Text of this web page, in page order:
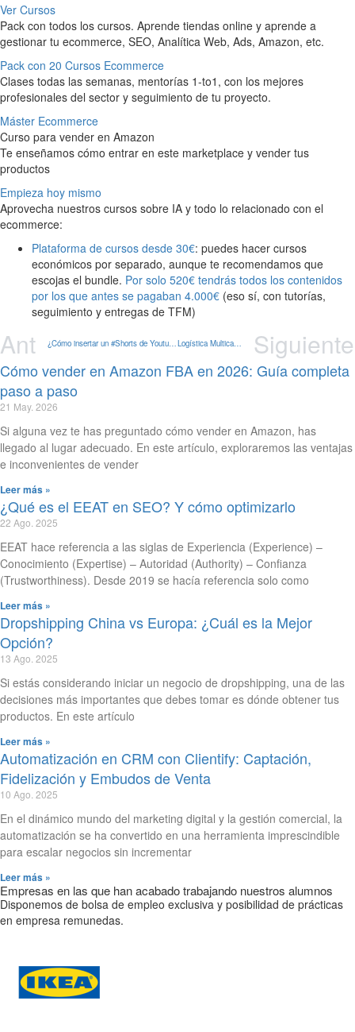
Ver Cursos
Pack con todos los cursos. Aprende tiendas online y aprende a
gestionar tu ecommerce, SEO, Analítica Web, Ads, Amazon, etc.
Pack con 20 Cursos Ecommerce
Clases todas las semanas, mentorías 1-to1, con los mejores
profesionales del sector y seguimiento de tu proyecto.
Máster Ecommerce
Curso para vender en Amazon
Te enseñamos cómo entrar en este marketplace y vender tus
productos
Empieza hoy mismo
Aprovecha nuestros cursos sobre IA y todo lo relacionado con el
ecommerce:
Plataforma de cursos desde 30€: puedes hacer cursos
económicos por separado, aunque te recomendamos que
escojas el bundle. Por solo 520€ tendrás todos los contenidos
por los que antes se pagaban 4.000€ (eso sí, con tutorías,
seguimiento y entregas de TFM)
Ant ¿Cómo insertar un #Shorts de Youtube en tu contenido? Logística Multicanal de Amazon: Sirve los pedidos de tu web utilizando logística de Amazon Siguiente
Cómo vender en Amazon FBA en 2026: Guía completa
paso a paso
21 May. 2026
Si alguna vez te has preguntado cómo vender en Amazon, has
llegado al lugar adecuado. En este artículo, exploraremos las ventajas
e inconvenientes de vender
Leer más »
¿Qué es el EEAT en SEO? Y cómo optimizarlo
22 Ago. 2025
EEAT hace referencia a las siglas de Experiencia (Experience) –
Conocimiento (Expertise) – Autoridad (Authority) – Confianza
(Trustworthiness). Desde 2019 se hacía referencia solo como
Leer más »
Dropshipping China vs Europa: ¿Cuál es la Mejor
Opción?
13 Ago. 2025
Si estás considerando iniciar un negocio de dropshipping, una de las
decisiones más importantes que debes tomar es dónde obtener tus
productos. En este artículo
Leer más »
Automatización en CRM con Clientify: Captación,
Fidelización y Embudos de Venta
10 Ago. 2025
En el dinámico mundo del marketing digital y la gestión comercial, la
automatización se ha convertido en una herramienta imprescindible
para escalar negocios sin incrementar
Leer más »
Empresas en las que han acabado trabajando nuestros alumnos
Disponemos de bolsa de empleo exclusiva y posibilidad de prácticas
en empresa remunedas.